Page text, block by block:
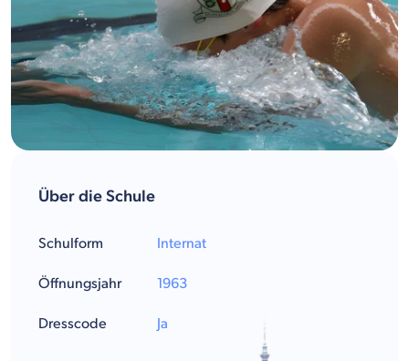
Über die Schule
Schulform
Öffnungsjahr
Dresscode
Internat
1963
Ja